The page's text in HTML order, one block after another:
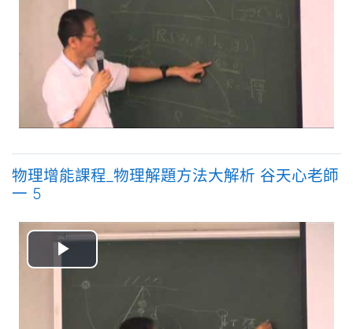
放
视
频
物理增能課程_物理解題方法大解析 谷天心老師
一 5
播